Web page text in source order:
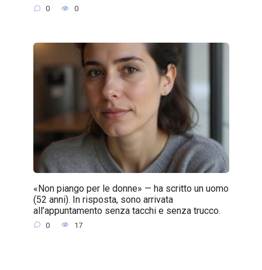
0 0
«Non piango per le donne» — ha scritto un uomo
(52 anni). In risposta, sono arrivata
all’appuntamento senza tacchi e senza trucco.
0 17